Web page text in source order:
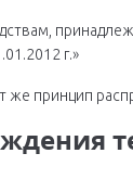
г.»
же принцип